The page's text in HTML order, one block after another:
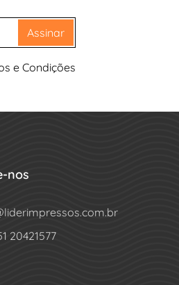
Assinar
e Condições
nos
20421577